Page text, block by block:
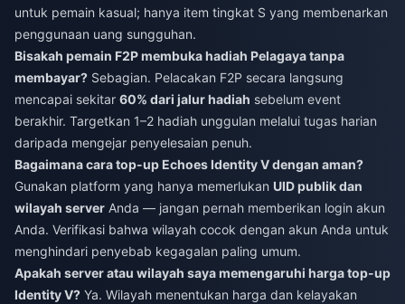
untuk pemain kasual; hanya item tingkat S yang membenarkan
penggunaan uang sungguhan.
Bisakah pemain F2P membuka hadiah Pelagaya tanpa
membayar? Sebagian. Pelacakan F2P secara langsung
mencapai sekitar 60% dari jalur hadiah sebelum event
berakhir. Targetkan 1–2 hadiah unggulan melalui tugas harian
daripada mengejar penyelesaian penuh.
Bagaimana cara top-up Echoes Identity V dengan aman?
Gunakan platform yang hanya memerlukan UID publik dan
wilayah server Anda — jangan pernah memberikan login akun
Anda. Verifikasi bahwa wilayah cocok dengan akun Anda untuk
menghindari penyebab kegagalan paling umum.
Apakah server atau wilayah saya memengaruhi harga top-up
Identity V? Ya. Wilayah menentukan harga dan kelayakan